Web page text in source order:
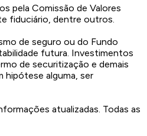
pela Comissão de Valores
fiduciário, dentre outros.
de seguro ou do Fundo
futura. Investimentos
de securitização e demais
hipótese alguma, ser
atualizadas. Todas as